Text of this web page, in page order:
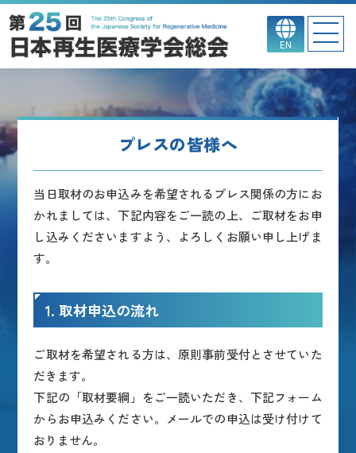
EN
プレスの皆様へ
当日取材のお申込みを希望されるプレス関係の方にお
かれましては、下記内容をご一読の上、ご取材をお申
し込みくださいますよう、よろしくお願い申し上げま
す。
1. 取材申込の流れ
ご取材を希望される方は、原則事前受付とさせていた
だきます。
下記の「取材要綱」をご一読いただき、下記フォーム
からお申込みください。メールでの申込は受け付けて
おりません。